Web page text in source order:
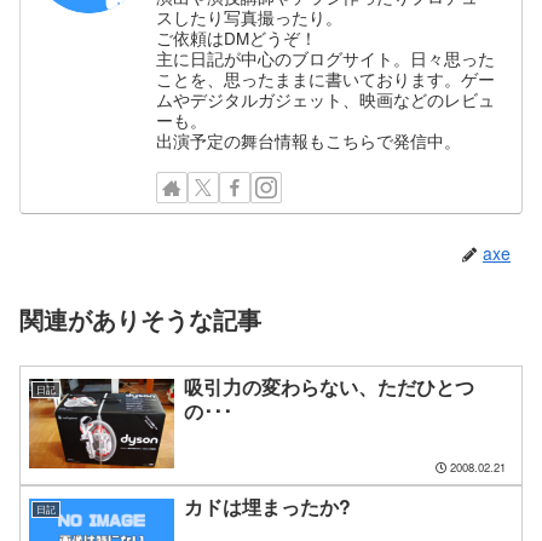
スしたり写真撮ったり。
ご依頼はDMどうぞ！
主に日記が中心のブログサイト。日々思った
ことを、思ったままに書いております。ゲー
ムやデジタルガジェット、映画などのレビュ
ーも。
出演予定の舞台情報もこちらで発信中。
axe
関連がありそうな記事
日記
吸引力の変わらない、ただひとつ
の･･･
2008.02.21
日記 カドは埋まったか?